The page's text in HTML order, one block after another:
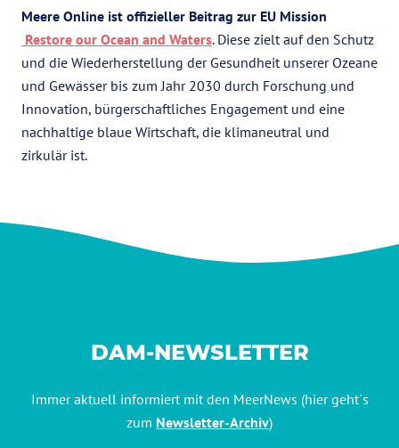
Meere Online ist offizieller Beitrag zur EU Mission
Restore our Ocean and Waters. Diese zielt auf den Schutz
und die Wiederherstellung der Gesundheit unserer Ozeane
und Gewässer bis zum Jahr 2030 durch Forschung und
Innovation, bürgerschaftliches Engagement und eine
nachhaltige blaue Wirtschaft, die klimaneutral und
zirkulär ist.
DAM-NEWSLETTER
Immer aktuell informiert mit den MeerNews (hier geht´s
zum Newsletter-Archiv)